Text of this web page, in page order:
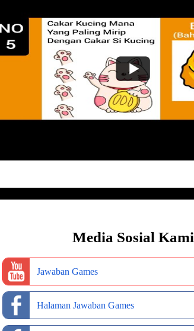
Media Sosial Kami
Jawaban Games
Halaman Jawaban Games